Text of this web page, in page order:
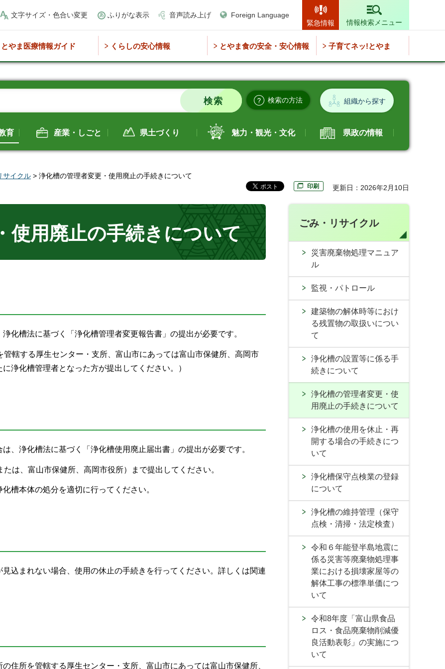
文字サイズ・色合い変更 ふりがな表示 音声読み上げ
Foreign Language
緊急情報
情報検索メニュー
とやま医療情報ガイド くらしの安心情報 とやま食の安全・安心情報 子育てネッ!とやま
検索の方法 組織から探す
育 産業・しごと 県土づくり 魅力・観光・文化 県政の情報
サイクル > 浄化槽の管理者変更・使用廃止の手続きについて
印刷 更新日：2026年2月10日
使用廃止の手続きについて
化槽法に基づく「浄化槽管理者変更報告書」の提出が必要です。
轄する厚生センター・支所、富山市にあっては富山市保健所、高岡市
浄化槽管理者となった方が提出してください。）
、浄化槽法に基づく「浄化槽使用廃止届出書」の提出が必要です。
は、富山市保健所、高岡市役所）まで提出してください。
槽本体の処分を適切に行ってください。
込まれない場合、使用の休止の手続きを行ってください。詳しくは関連
住所を管轄する厚生センター・支所、富山市にあっては富山市保健所、
ごみ・リサイクル
災害廃棄物処理マニュア
ル
監視・パトロール
建築物の解体時等におけ
る残置物の取扱いについ
て
浄化槽の設置等に係る手
続きについて
浄化槽の管理者変更・使
用廃止の手続きについて
浄化槽の使用を休止・再
開する場合の手続きにつ
いて
浄化槽保守点検業の登録
について
浄化槽の維持管理（保守
点検・清掃・法定検査）
令和６年能登半島地震に
係る災害等廃棄物処理事
業における損壊家屋等の
解体工事の標準単価につ
いて
令和8年度「富山県食品
ロス・食品廃棄物削減優
良活動表彰」の実施につ
いて